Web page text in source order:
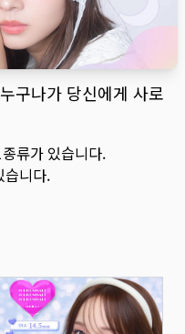
구나가 당신에게 사로
종류가 있습니다.
습니다.